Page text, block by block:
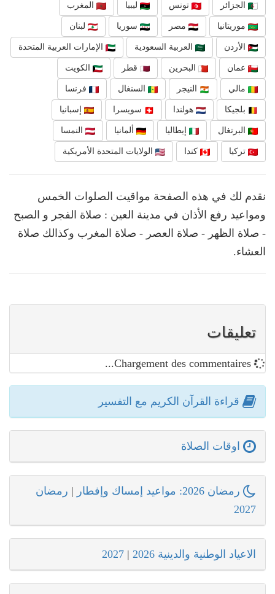
الجزائر تونس ليبيا المغرب
موريتانيا مصر سوريا لبنان
الأردن العربية السعودية الإمارات العربية المتحدة
عمان البحرين قطر الكويت
مالي النيجر السنغال فرنسا
بلجيكا هولندا سويسرا إسبانيا
البرتغال إيطاليا ألمانيا النمسا
تركيا كندا الولايات المتحدة الأمريكية
نقدم لك في هذه الصفحة مواقيت الصلوات الخمس
ومواعيد رفع الأذان في مدينة العين : صلاة الفجر و الصبح
- صلاة الظهر - صلاة العصر - صلاة المغرب وكذالك صلاة
العشاء.
تعليقات
قراءة القرآن الكريم مع التفسير
اوقات الصلاة
رمضان 2026: مواعيد إمساك وإفطار | رمضان
2027
الاعياد الوطنية والدينية 2026 |
2027